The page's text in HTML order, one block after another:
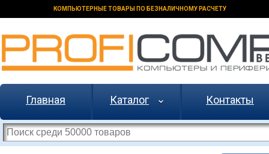
КОМПЬЮТЕРНЫЕ ТОВАРЫ ПО БЕЗНАЛИЧНОМУ РАСЧЕТУ
Главная Каталог Контакты